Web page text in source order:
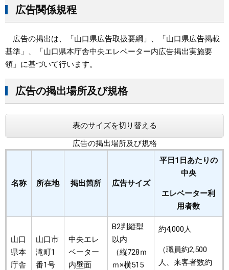
広告関係規程
広告の掲出は、「山口県広告取扱要綱」、「山口県広告掲載
基準」、「山口県本庁舎中央エレベーター内広告掲出実施要
領」に基づいて行います。
広告の掲出場所及び規格
表のサイズを切り替える
広告の掲出場所及び規格
名称 所在地 掲出箇所 広告サイズ
平日1日あたりの
中央
エレベーター利
用者数
山口
県本
庁舎
山口市
滝町1
番1号
中央エレ
ベーター
内壁面
B2判縦型
以内
（縦728ｍ
ｍ×横515
約4,000人
（職員約2,500
人、来客者数約